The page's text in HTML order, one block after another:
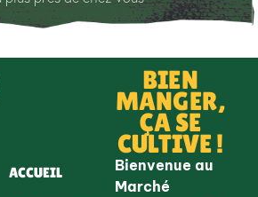
BIEN
MANGER,
ÇA SE
CULTIVE !
ACCUEIL
Bienvenue au
Marché